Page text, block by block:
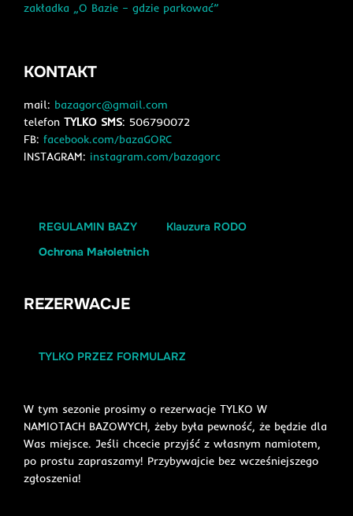
zakładka „O Bazie – gdzie parkować”
KONTAKT
mail: bazagorc@gmail.com
telefon TYLKO SMS: 506790072
FB: facebook.com/bazaGORC
INSTAGRAM: instagram.com/bazagorc
REGULAMIN BAZY
Klauzura RODO
Ochrona Małoletnich
REZERWACJE
TYLKO PRZEZ FORMULARZ
W tym sezonie prosimy o rezerwacje TYLKO W
NAMIOTACH BAZOWYCH, żeby była pewność, że będzie dla
Was miejsce. Jeśli chcecie przyjść z własnym namiotem,
po prostu zapraszamy! Przybywajcie bez wcześniejszego
zgłoszenia!